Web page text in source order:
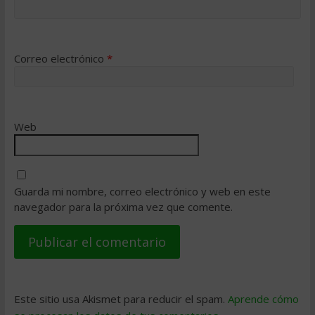
Correo electrónico *
Web
Guarda mi nombre, correo electrónico y web en este
navegador para la próxima vez que comente.
Este sitio usa Akismet para reducir el spam. Aprende cómo